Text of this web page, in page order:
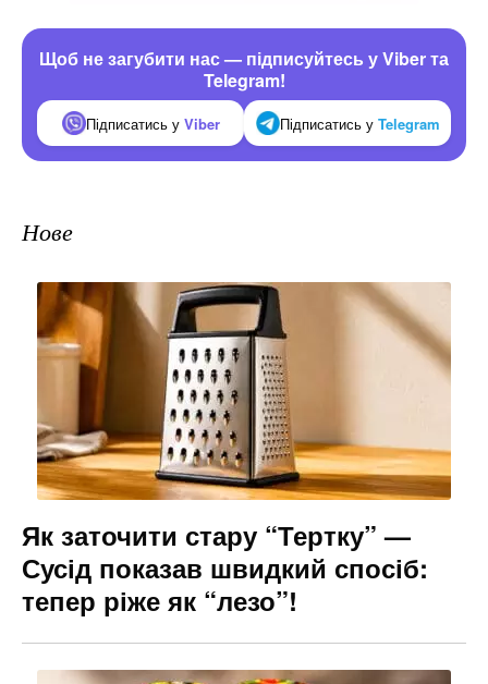
Щоб не загубити нас — підписуйтесь у Viber та
Telegram!
Підписатись у Viber Підписатись у Telegram
Нове
Як заточити стару “Тертку” —
Сусід показав швидкий спосіб:
тепер ріже як “лезо”!